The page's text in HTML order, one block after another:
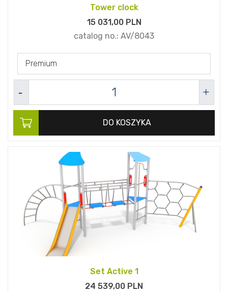
Tower clock
15 031,00PLN
catalog no.: AV/8043
Premium
DO KOSZYKA
Set Active 1
24 539,00 PLN